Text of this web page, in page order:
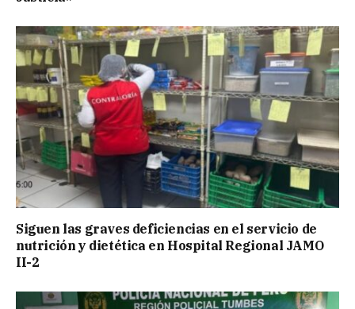
Siguen las graves deficiencias en el servicio de
nutrición y dietética en Hospital Regional JAMO
II-2